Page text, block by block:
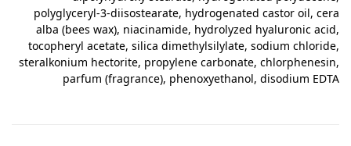
polyglyceryl-3-diisostearate, hydrogenated castor oil, cera
alba (bees wax), niacinamide, hydrolyzed hyaluronic acid,
tocopheryl acetate, silica dimethylsilylate, sodium chloride,
steralkonium hectorite, propylene carbonate, chlorphenesin,
parfum (fragrance), phenoxyethanol, disodium EDTA